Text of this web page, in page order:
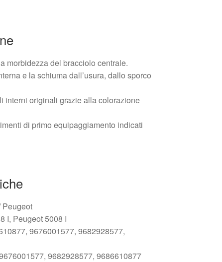
morbidezza del bracciolo centrale.
e la schiuma dall’usura, dallo sporco
interni originali grazie alla colorazione
di primo equipaggiamento indicati
Peugeot
I, Peugeot 5008 I
9676001577, 9682928577,
9682928577, 9686610877